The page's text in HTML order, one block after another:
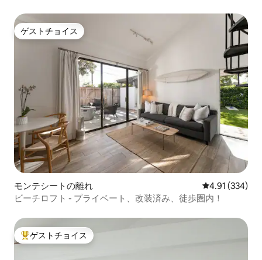
ゲストチョイス
ゲストチョイス
モンテシートの離れ レビュー334
4.91 (334)
ビーチロフト - プライベート、改装済み、徒歩圏内！
大好評のゲストチョイスです。
ゲストチョイス